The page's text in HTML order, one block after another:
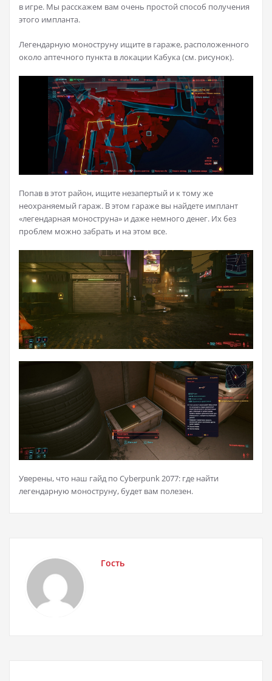
в игре. Мы расскажем вам очень простой способ получения
этого импланта.
Легендарную моноструну ищите в гараже, расположенного
около аптечного пункта в локации Кабука (см. рисунок).
Попав в этот район, ищите незапертый и к тому же
неохраняемый гараж. В этом гараже вы найдете имплант
«легендарная моноструна» и даже немного денег. Их без
проблем можно забрать и на этом все.
Уверены, что наш гайд по Cyberpunk 2077: где найти
легендарную моноструну, будет вам полезен.
Гость